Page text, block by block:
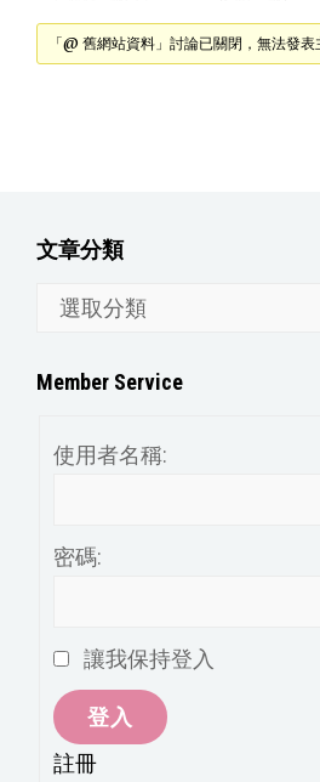
「@ 舊網站資料」討論已關閉，無法發表
文章分類
分
Member Service
使用者名稱:
密碼:
讓我保持登入
登入
註冊